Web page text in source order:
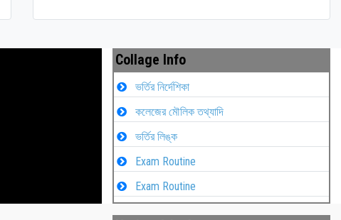
Collage Info
ভর্তির নির্দেশিকা
কলেজের মৌলিক তথ্যাদি
ভর্তির লিঙ্ক
Exam Routine
Exam Routine